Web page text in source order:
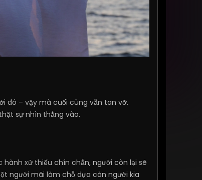
đó – vậy mà cuối cùng vẫn tan vỡ.
sự nhìn thẳng vào.
xử thiếu chín chắn, người còn lại sẽ
người mãi làm chỗ dựa còn người kia